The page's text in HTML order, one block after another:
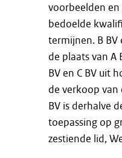
voorbeelden
bedoelde
termijnen. B BV
de plaats van A
BV en C BV uit
de verkoop van
BV is derhalve
toepassing op
zestiende lid,